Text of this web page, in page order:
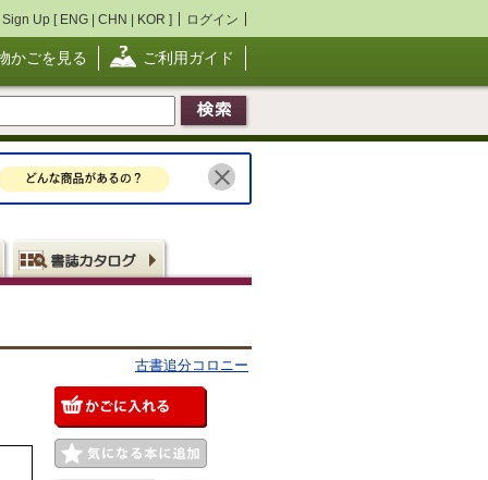
Sign Up [ ENG | CHN | KOR ] ログイン
かごを見る ご利用ガイド
古書追分コロニー